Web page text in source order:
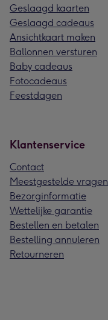
Geslaagd kaarten
Geslaagd cadeaus
Ansichtkaart maken
Ballonnen versturen
Baby cadeaus
Fotocadeaus
Feestdagen
Klantenservice
Contact
Meestgestelde vragen
Bezorginformatie
Wettelijke garantie
Bestellen en betalen
Bestelling annuleren
Retourneren